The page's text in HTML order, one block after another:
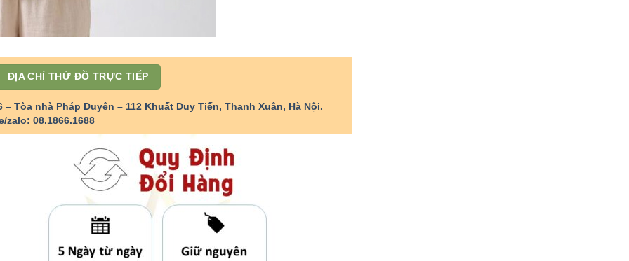
ĐỊA CHỈ THỬ ĐỒ TRỰC TIẾP
– Tòa nhà Pháp Duyên – 112 Khuất Duy Tiến, Thanh Xuân, Hà Nội.
zalo: 08.1866.1688